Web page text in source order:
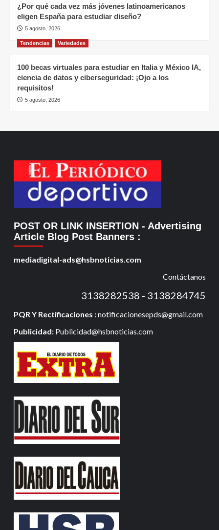
¿Por qué cada vez más jóvenes latinoamericanos
eligen España para estudiar diseño?
5 agosto, 2026
Tendencias Variedades
100 becas virtuales para estudiar en Italia y México IA,
ciencia de datos y ciberseguridad: ¡Ojo a los
requisitos!
5 agosto, 2026
POST OR LINK INSERTION - Advertising
Article Blog Post Banners :
mediadigital-ads@hsbnoticias.com
Contáctanos
3138282538 - 3138284745
PQR Y Rectificaciones :notificacionesepds@gmail.com
Publicidad: Publicidad@hsbnoticias.com